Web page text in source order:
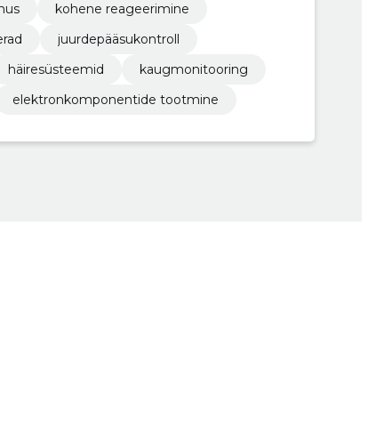
kohene reageerimine
juurdepääsukontroll
häiresüsteemid
kaugmonitooring
elektronkomponentide tootmine